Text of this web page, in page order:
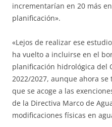
incrementarían en 20 más
planificación».
«Lejos de realizar ese
ha vuelto a incluirse en el
planificación hidrológica del
2022/2027, aunque ahora
que se acoge a las
de la Directiva Marco de
modificaciones físicas en